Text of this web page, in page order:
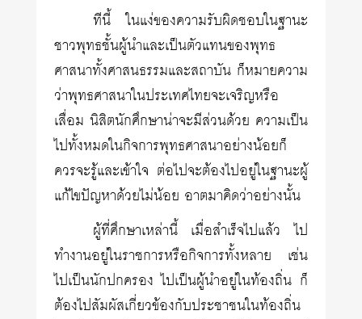
ทีนี้ ในแง่ของความรับผิดชอบในฐานะ
ชาวพุทธชั้นผู้นำและเป็นตัวแทนของพุทธ
ศาสนาทั้งศาสนธรรมและสถาบัน ก็หมายความ
ว่าพุทธศาสนาในประเทศไทยจะเจริญหรือ
เสื่อม นิสิตนักศึกษาน่าจะมีส่วนด้วย ความเป็น
ไปทั้งหมดในกิจการพุทธศาสนาอย่างน้อยก็
ควรจะรู้และเข้าใจ ต่อไปจะต้องไปอยู่ในฐานะผู้
แก้ไขปัญหาด้วยไม่น้อย อาตมาคิดว่าอย่างนั้น
ผู้ที่ศึกษาเหล่านี้ เมื่อสำเร็จไปแล้ว ไป
ทำงานอยู่ในราชการหรือกิจการทั้งหลาย เช่น
ไปเป็นนักปกครอง ไปเป็นผู้นำอยู่ในท้องถิ่น ก็
ต้องไปสัมผัสเกี่ยวข้องกับประชาชนในท้องถิ่น